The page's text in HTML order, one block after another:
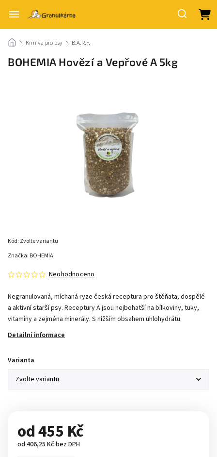
/ Krmiva pro psy / B.A.R.F.
BOHEMIA Hovězí a Vepřové A 5kg
Kód: Zvolte variantu
Neohodnoceno
Negranulovaná, míchaná ryze česká receptura pro štěňata, dospělé
a aktivní starší psy. Receptury A jsou nejbohatší na bílkoviny, tuky,
vitamíny a zejména minerály. S nižším obsahem uhlohydrátu.
Detailní informace
Značka: BOHEMIA
Varianta
od455 Kč
od406,25 Kčbez DPH